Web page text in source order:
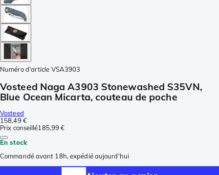
Numéro d'article VSA3903
Vosteed Naga A3903 Stonewashed S35VN,
Blue Ocean Micarta, couteau de poche
Vosteed
158,49 €
Prix conseillé185,99 €
En stock
Commandé avant 18h, expédié aujourd'hui